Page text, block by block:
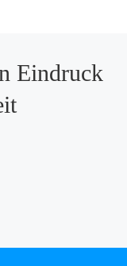
Eindruck